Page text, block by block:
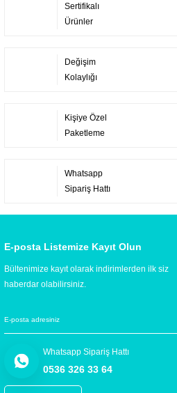
Sertifikalı
Ürünler
Değişim
Kolaylığı
Kişiye Özel
Paketleme
Whatsapp
Sipariş Hattı
E-posta Listemize Kayıt Olun
Bültenimize kayıt olarak indirimlerden ilk siz
haberdar olabilirsiniz.
Whatsapp Sipariş Hattı
0536 326 33 64